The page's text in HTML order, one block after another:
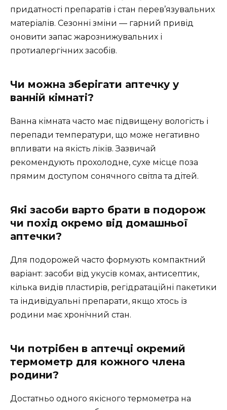
придатності препаратів і стан перев’язувальних
матеріалів. Сезонні зміни — гарний привід
оновити запас жарознижувальних і
протиалергічних засобів.
Чи можна зберігати аптечку у
ванній кімнаті?
Ванна кімната часто має підвищену вологість і
перепади температури, що може негативно
впливати на якість ліків. Зазвичай
рекомендують прохолодне, сухе місце поза
прямим доступом сонячного світла та дітей.
Які засоби варто брати в подорож
чи похід окремо від домашньої
аптечки?
Для подорожей часто формують компактний
варіант: засоби від укусів комах, антисептик,
кілька видів пластирів, регідратаційні пакетики
та індивідуальні препарати, якщо хтось із
родини має хронічний стан.
Чи потрібен в аптечці окремий
термометр для кожного члена
родини?
Достатньо одного якісного термометра на